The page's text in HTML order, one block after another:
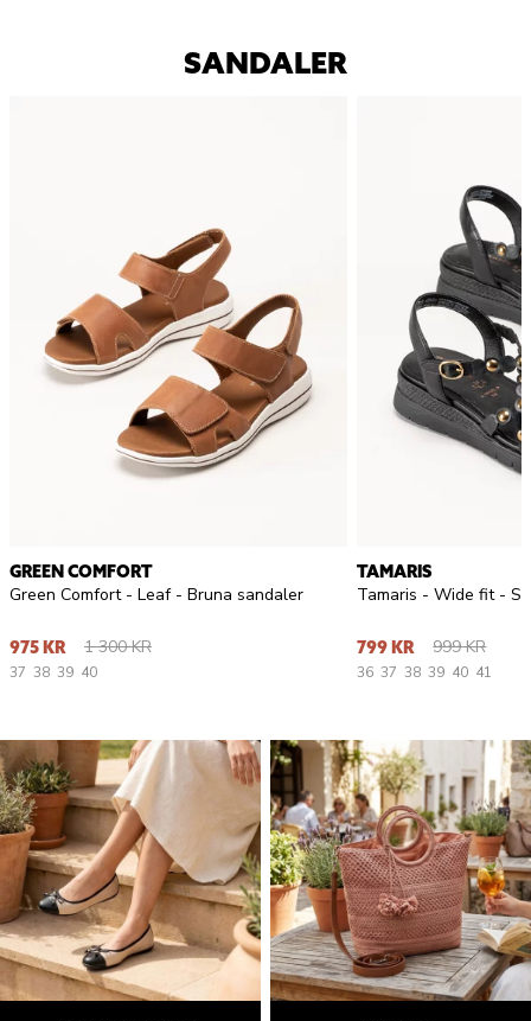
SANDALER
GREEN COMFORT
Green Comfort - Leaf - Bruna sandaler
975 KR 1 300 KR
37 38 39 40
TAMARIS
Tamaris - Wide fit -
799 KR 999 KR
36 37 38 39 40 41